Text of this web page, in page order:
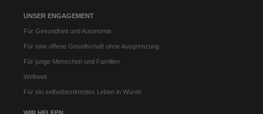
UNSER ENGAGEMENT
Für Gesundheit und Autonomie
Für eine offene Gesellschaft ohne Ausgrenzung
Für junge Menschen und Familien
Weltweit
Für ein selbstbestimmtes Leben in Würde